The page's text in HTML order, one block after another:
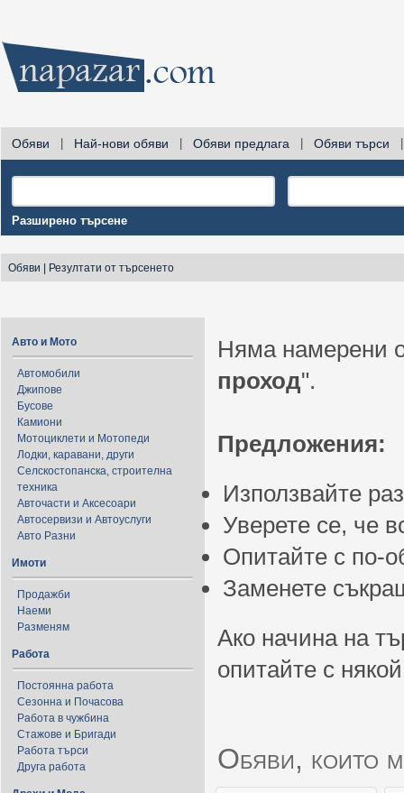
Обяви Най-нови обяви Обяви предлага Обяви търси
Разширено търсене
Обяви Резултати от търсенето
Авто и Мото
Автомобили
Джипове
Бусове
Камиони
Мотоциклети и Мотопеди
Лодки, каравани, други
Селскостопанска, строителна
техника
Авточасти и Аксесоари
Автосервизи и Автоуслуги
Авто Разни
Имоти
Продажби
Наеми
Разменям
Работа
Постоянна работа
Сезонна и Почасова
Работа в чужбина
Стажове и Бригади
Работа търси
Друга работа
Няма намерени
проход".
Предложения:
Използвайте
Уверете се, че
Опитайте с по-
Заменете
Ако начина на
опитайте с
Обяви, които